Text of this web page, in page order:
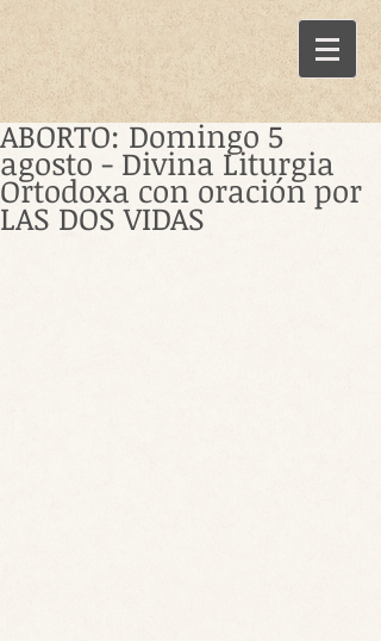
ABORTO: Domingo 5
agosto - Divina Liturgia
Ortodoxa con oración por
LAS DOS VIDAS